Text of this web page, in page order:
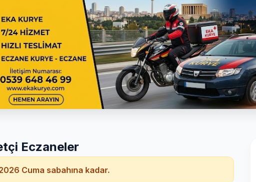
Eczaneler
Cuma sabahına kadar.